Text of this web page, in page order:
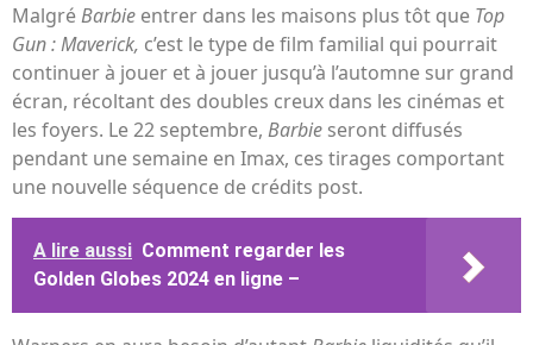
MalgréBarbie entrer dans les maisons plus tôt que Top
Gun : Maverick, c’est le type de film familial qui pourrait
continuer à jouer et à jouer jusqu’à l’automne sur grand
écran, récoltant des doubles creux dans les cinémas et
les foyers. Le 22 septembre, Barbie seront diffusés
pendant une semaine en Imax, ces tirages comportant
une nouvelle séquence de crédits post.
A lire aussi Comment regarder les
Golden Globes 2024 en ligne –